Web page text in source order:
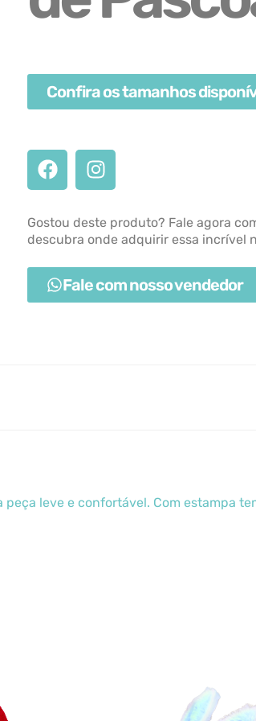
Confira os tamanhos
Gostou deste produto? Fale agora
descubra onde adquirir essa incrível
Fale com nosso vendedor
leve e confortável. Com estampa